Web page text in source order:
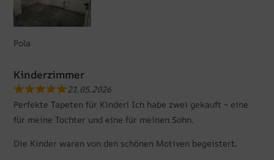
Pola
Kinderzimmer
21.05.2026
Perfekte Tapeten für Kinder! Ich habe zwei gekauft – eine
für meine Tochter und eine für meinen Sohn.
Die Kinder waren von den schönen Motiven begeistert.